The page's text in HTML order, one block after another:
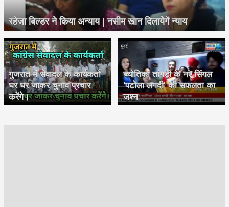
रहेजा बिल्डर ने किया अन्याय | नसीम खान दिलायेगें न्याय
गुजरात में सेवादल के कार्यकर्ता
घर घर जाकर चुनाव प्रचार
करेंगे।
ज्योतिका तांगड़ी के नए सिंगल
'पटोला लगदी' की सफलता का
जश्न